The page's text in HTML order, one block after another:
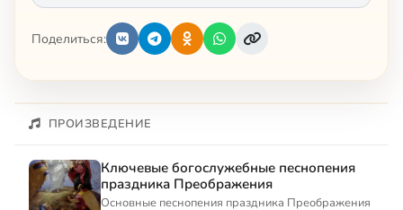
Поделиться:
ПРОИЗВЕДЕНИЕ
Ключевые богослужебные песнопения
праздника Преображения
Основные песнопения праздника Преображения